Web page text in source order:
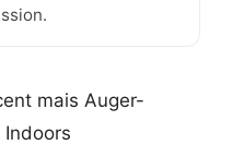
mais Auger-